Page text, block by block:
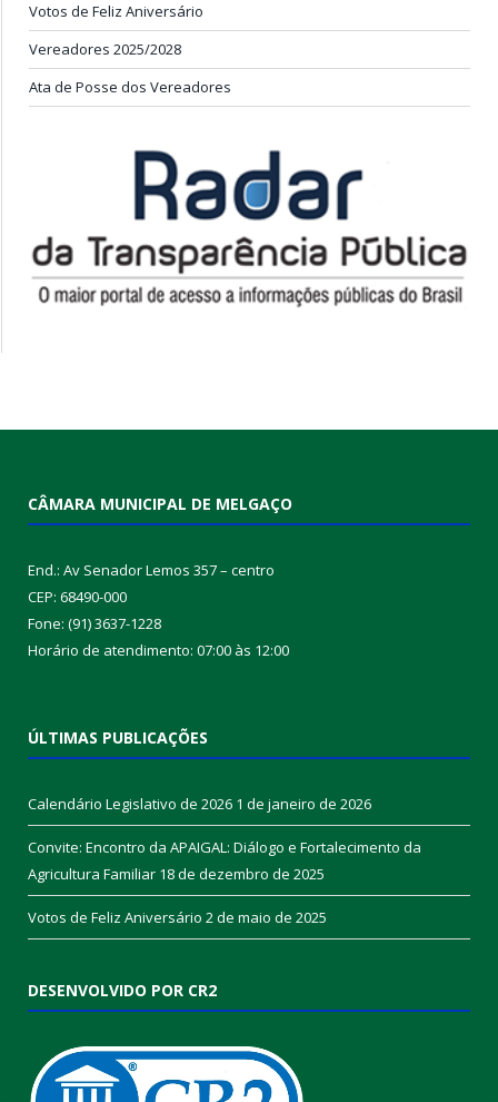
Votos de Feliz Aniversário
Vereadores 2025/2028
Ata de Posse dos Vereadores
CÂMARA MUNICIPAL DE MELGAÇO
End.: Av Senador Lemos 357 – centro
CEP: 68490-000
Fone: (91) 3637-1228
Horário de atendimento: 07:00 às 12:00
ÚLTIMAS PUBLICAÇÕES
Calendário Legislativo de 2026 1 de janeiro de 2026
Convite: Encontro da APAIGAL: Diálogo e Fortalecimento da
Agricultura Familiar 18 de dezembro de 2025
Votos de Feliz Aniversário 2 de maio de 2025
DESENVOLVIDO POR CR2